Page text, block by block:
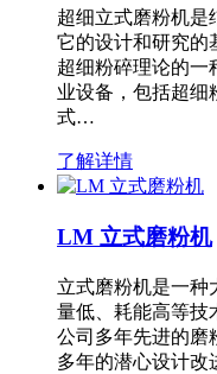
超细立式磨粉机是
它的设计和研究的
超细粉碎理论的一
业设备，包括超细
式…
了解详情
LM 立式磨粉机
立式磨粉机是一种
量低、耗能高等技
公司多年先进的磨
多年的潜心设计改